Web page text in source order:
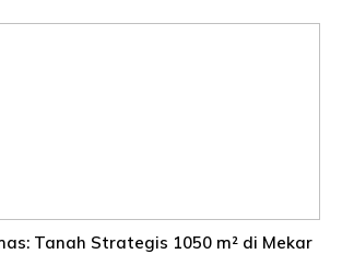
Tanah Strategis 1050 m² di Mekar